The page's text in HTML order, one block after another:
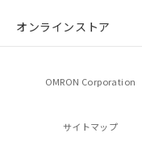
オンラインストア
OMRON Corporation
サイトマップ